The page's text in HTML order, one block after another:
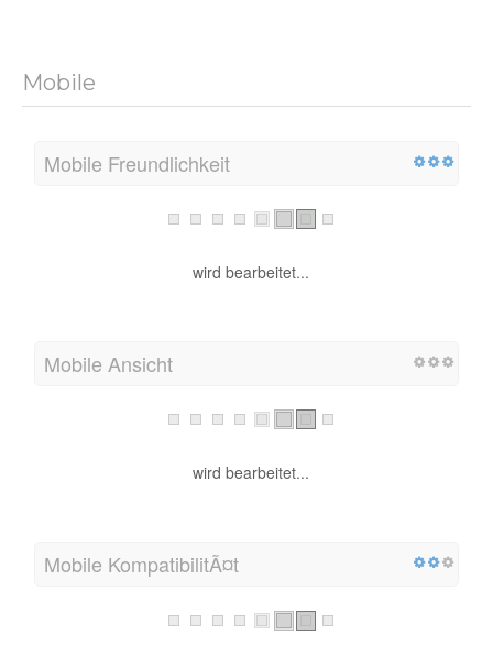
Mobile
Mobile Freundlichkeit
wird bearbeitet...
Mobile Ansicht
wird bearbeitet...
Mobile KompatibilitÃ¤t